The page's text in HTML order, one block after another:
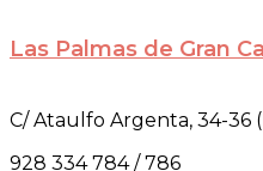
Las Palmas de Gran
C/ Ataulfo Argenta, 34-36
928 334 784 / 786